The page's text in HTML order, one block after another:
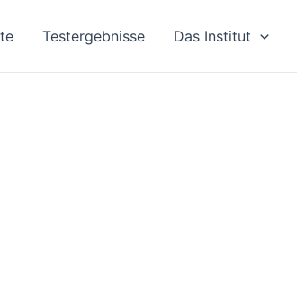
Testergebnisse Das Institut